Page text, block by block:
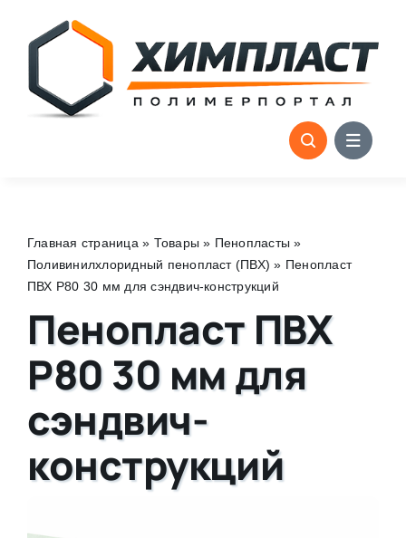
content
Главная страница » Товары » Пенопласты »
Поливинилхлоридный пенопласт (ПВХ) » Пенопласт
ПВХ Р80 30 мм для сэндвич-конструкций
Пенопласт ПВХ
Р80 30 мм для
сэндвич-
конструкций